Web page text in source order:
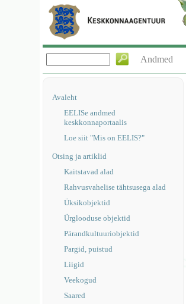
Andmed
Avaleht
EELISe andmed
keskkonnaportaalis
Loe siit "Mis on EELIS?"
Otsing ja artiklid
Kaitstavad alad
Rahvusvahelise tähtsusega alad
Üksikobjektid
Ürglooduse objektid
Pärandkultuuriobjektid
Pargid, puistud
Liigid
Veekogud
Saared